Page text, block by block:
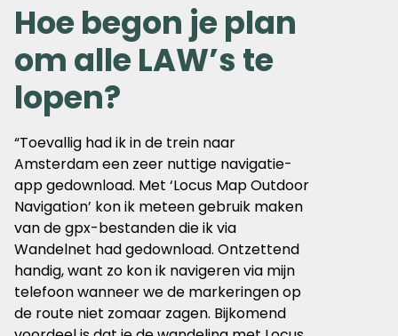
Hoe begon je plan
om alle LAW’s te
lopen?
“Toevallig had ik in de trein naar
Amsterdam een zeer nuttige navigatie-
app gedownload. Met ‘Locus Map Outdoor
Navigation’ kon ik meteen gebruik maken
van de gpx-bestanden die ik via
Wandelnet had gedownload. Ontzettend
handig, want zo kon ik navigeren via mijn
telefoon wanneer we de markeringen op
de route niet zomaar zagen. Bijkomend